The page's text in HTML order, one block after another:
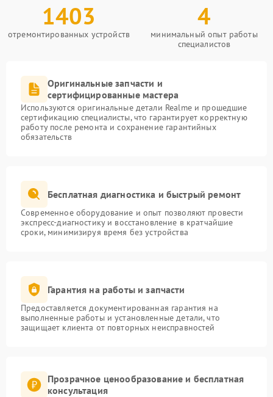
1403
отремонтированных устройств
4
минимальный опыт работы
специалистов
Оригинальные запчасти и
сертифицированные мастера
Используются оригинальные детали Realme и прошедшие
сертификацию специалисты, что гарантирует корректную
работу после ремонта и сохранение гарантийных
обязательств
Бесплатная диагностика и быстрый ремонт
Современное оборудование и опыт позволяют провести
экспресс-диагностику и восстановление в кратчайшие
сроки, минимизируя время без устройства
Гарантия на работы и запчасти
Предоставляется документированная гарантия на
выполненные работы и установленные детали, что
защищает клиента от повторных неисправностей
Прозрачное ценообразование и бесплатная
консультация